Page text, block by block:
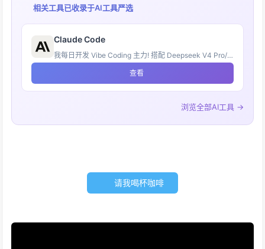
相关工具已收录于AI工具严选
Claude Code
我每日开发 Vibe Coding 主力! 搭配 Deepseek V4 Pro/ Flash 1M 上下文无敌！
查看
浏览全部AI工具 →
请我喝杯咖啡